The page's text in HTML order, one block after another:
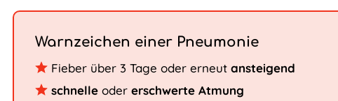
Warnzeichen einer Pneumonie
Fieber über 3 Tage oder erneut ansteigend
schnelle oder erschwerte Atmung